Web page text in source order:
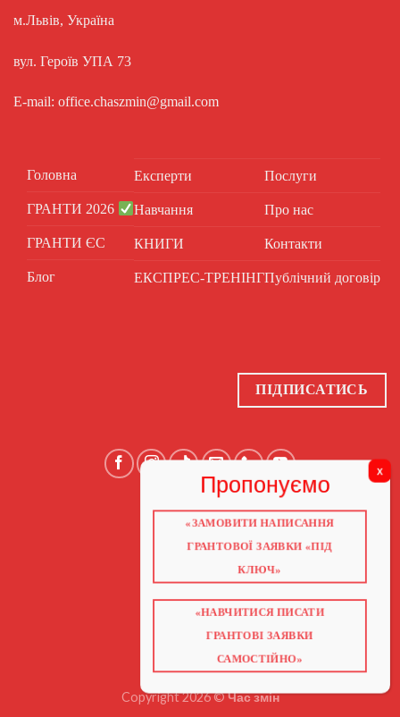
м.Львів, Україна
вул. Героїв УПА 73
E-mail: office.chaszmin@gmail.com
Головна
ГРАНТИ 2026
ГРАНТИ ЄС
Блог
Експерти
Навчання
КНИГИ
ЕКСПРЕС-ТРЕНІНГ
Послуги
Про нас
Контакти
Публічний договір
ПІДПИСАТИСЬ
ГОЛОВНА
ГРАНТИ 2026
НАВЧАННЯ
КНИГИ
ВІДЕО ПРО ГРАНТИ
Copyright 2026 ©Час змін
«ЗАМОВИТИ НАПИСАННЯ
ГРАНТОВОЇ ЗАЯВКИ «ПІД
КЛЮЧ»
«НАВЧИТИСЯ ПИСАТИ
ГРАНТОВІ ЗАЯВКИ
САМОСТІЙНО»